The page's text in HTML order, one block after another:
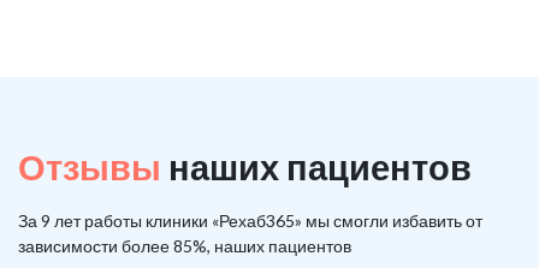
Отзывы наших пациентов
За 9 лет работы клиники «Рехаб365» мы смогли избавить от
зависимости более 85%, наших пациентов